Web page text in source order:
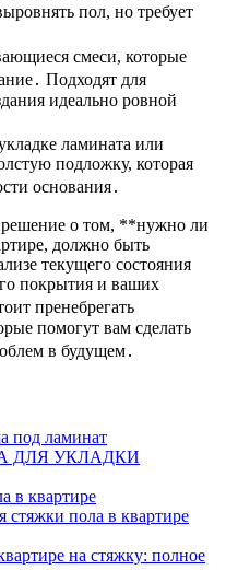
пол, но требует
смеси, которые
Подходят для
идеально ровной
ламината или
подложку, которая
основания․
решение о том, **нужно ли
должно быть
текущего состояния
покрытия и ваших
пренебрегать
помогут вам сделать
в будущем․
под ламинат
ДЛЯ УКЛАДКИ
в квартире
пола в квартире
на стяжку: полное